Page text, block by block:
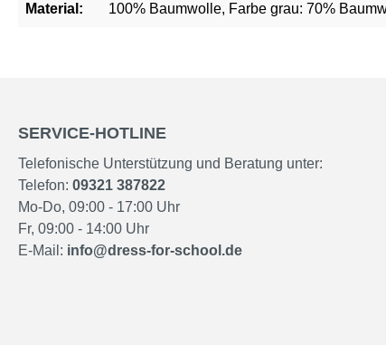
Material: 100% Baumwolle, Farbe grau: 70%
SERVICE-HOTLINE
Telefonische Unterstützung und Beratung unter:
Telefon: 09321 387822
Mo-Do, 09:00 - 17:00 Uhr
Fr, 09:00 - 14:00 Uhr
E-Mail: info@dress-for-school.de